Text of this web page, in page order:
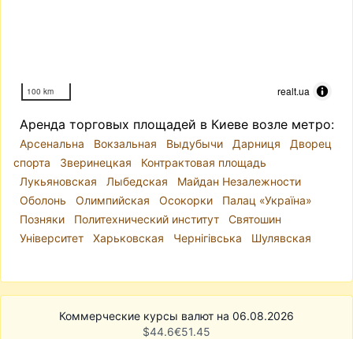
100 km realt.ua
Аренда торговых площадей в Киеве возле метро:
Арсенальна Вокзальная Выдубычи Дарниця
Дворец
спорта
Зверинецкая
Контрактовая площадь
Лукьяновская
Лыбедская
Майдан Незалежности
Оболонь
Олимпийская Осокорки
Палац «Україна»
Позняки
Политехнический институт
Святошин
Університет
Харьковская Чернігівська Шулявская
Коммерческие курсы валют на 06.08.2026
$44.6€51.45